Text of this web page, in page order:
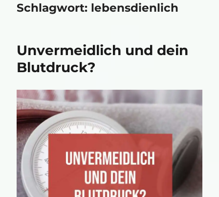
Schlagwort: lebensdienlich
Unvermeidlich und dein
Blutdruck?